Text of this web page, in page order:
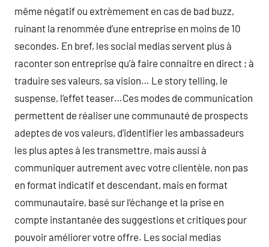
même négatif ou extrèmement en cas de bad buzz,
ruinant la renommée d’une entreprise en moins de 10
secondes. En bref, les social medias servent plus à
raconter son entreprise qu’à faire connaitre en direct ; à
traduire ses valeurs, sa vision… Le story telling, le
suspense, l’effet teaser…Ces modes de communication
permettent de réaliser une communauté de prospects
adeptes de vos valeurs, d’identifier les ambassadeurs
les plus aptes à les transmettre, mais aussi à
communiquer autrement avec votre clientèle, non pas
en format indicatif et descendant, mais en format
communautaire, basé sur l’échange et la prise en
compte instantanée des suggestions et critiques pour
pouvoir améliorer votre offre. Les social medias